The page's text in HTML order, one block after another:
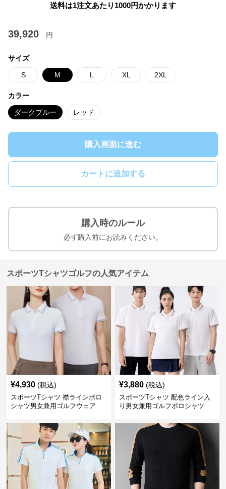
送料は1注文あたり 1000円かかります
39,920 円
サイズ
S M L XL 2XL
カラー
ダークブルー レッド
購入画面に進む
カートに追加する
購入時のルール
必ず購入前にお読みください。
スポーツTシャツゴルフの人気アイテム
¥4,930 (税込)
スポーツTシャツ 襟ラインポロ
シャツ男女兼用ゴルフウェア
¥3,880 (税込)
スポーツTシャツ 配色ライン入
り男女兼用ゴルフポロシャツ